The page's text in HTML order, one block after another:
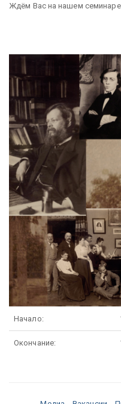
Ждём Вас на нашем
Начало:
Окончание: